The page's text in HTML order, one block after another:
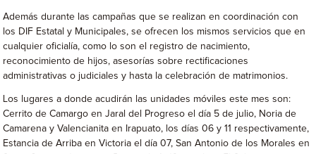
Además durante las campañas que se realizan en coordinación con
los DIF Estatal y Municipales, se ofrecen los mismos servicios que en
cualquier oficialía, como lo son el registro de nacimiento,
reconocimiento de hijos, asesorías sobre rectificaciones
administrativas o judiciales y hasta la celebración de matrimonios.
Los lugares a donde acudirán las unidades móviles este mes son:
Cerrito de Camargo en Jaral del Progreso el día 5 de julio, Noria de
Camarena y Valencianita en Irapuato, los días 06 y 11 respectivamente,
Estancia de Arriba en Victoria el día 07, San Antonio de los Morales en